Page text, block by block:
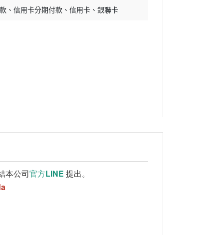
信用卡分期付款 信用卡 銀聯卡
本公司官方LINE 提出。